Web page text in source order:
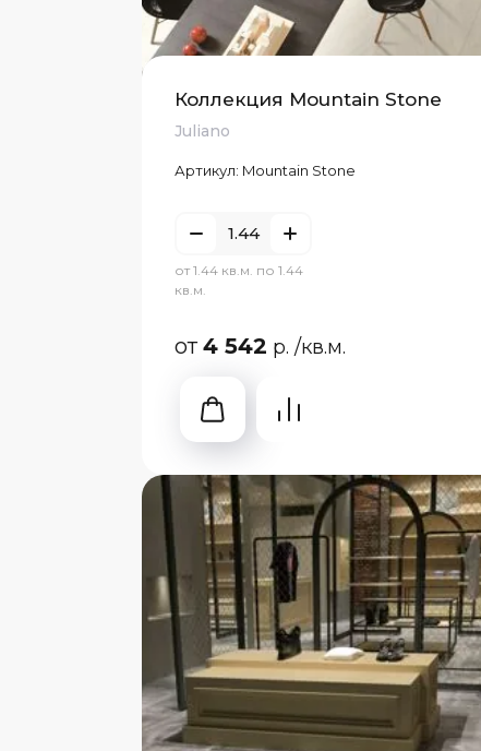
Коллекция Mountain Stone
Juliano
Артикул: Mountain Stone
от 1.44 кв.м. по 1.44
кв.м.
от4 542 р. /кв.м.